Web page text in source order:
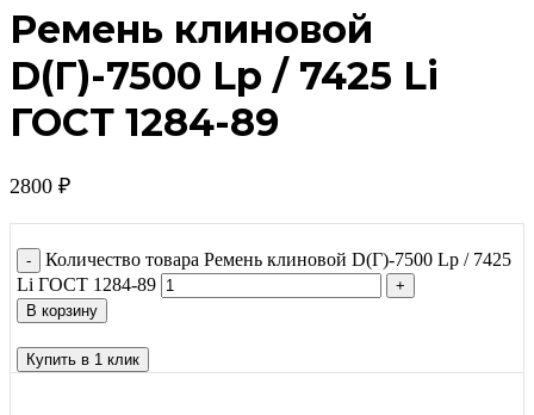
Ремень клиновой
D(Г)-7500 Lp / 7425 Li
ГОСТ 1284-89
2800 ₽
Количество товара Ремень клиновой D(Г)-7500 Lp / 7425
Li ГОСТ 1284-89
В корзину
Купить в 1 клик